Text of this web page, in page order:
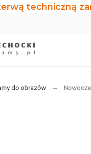
techniczną
do obrazów